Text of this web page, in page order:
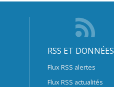
RSS ET DONNÉES
Flux RSS alertes
Flux RSS actualités